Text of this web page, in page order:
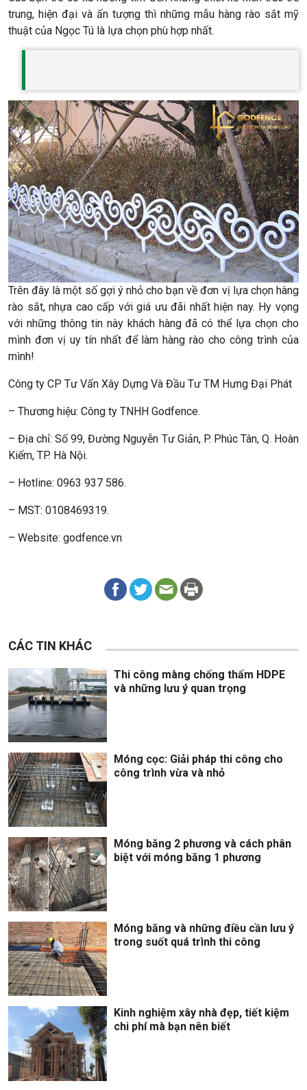
trung, hiện đại và ấn tượng thì những mẫu hàng rào sắt mỹ
thuật của Ngọc Tú là lựa chọn phù hợp nhất.
Trên đây là một số gợi ý nhỏ cho bạn về đơn vị lựa chọn hàng
rào sắt, nhựa cao cấp với giá ưu đãi nhất hiện nay. Hy vọng
với những thông tin này khách hàng đã có thể lựa chọn cho
mình đơn vị uy tín nhất để làm hàng rào cho công trình của
mình!
Công ty CP Tư Vấn Xây Dựng Và Đầu Tư TM Hưng Đại Phát
– Thương hiệu: Công ty TNHH Godfence.
– Địa chỉ: Số 99, Đường Nguyễn Tư Giản, P. Phúc Tân, Q. Hoàn
Kiếm, TP. Hà Nội.
– Hotline: 0963 937 586.
– MST: 0108469319.
– Website: godfence.vn
CÁC TIN KHÁC
Thi công màng chống thấm HDPE
và những lưu ý quan trọng
Móng cọc: Giải pháp thi công cho
công trình vừa và nhỏ
Móng băng 2 phương và cách phân
biệt với móng băng 1 phương
Móng băng và những điều cần lưu ý
trong suốt quá trình thi công
Kinh nghiệm xây nhà đẹp, tiết kiệm
chi phí mà bạn nên biết